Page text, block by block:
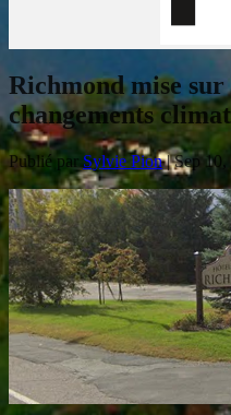
Richmond mise
changements
Publié par Sylvie Pion|Sep 10,